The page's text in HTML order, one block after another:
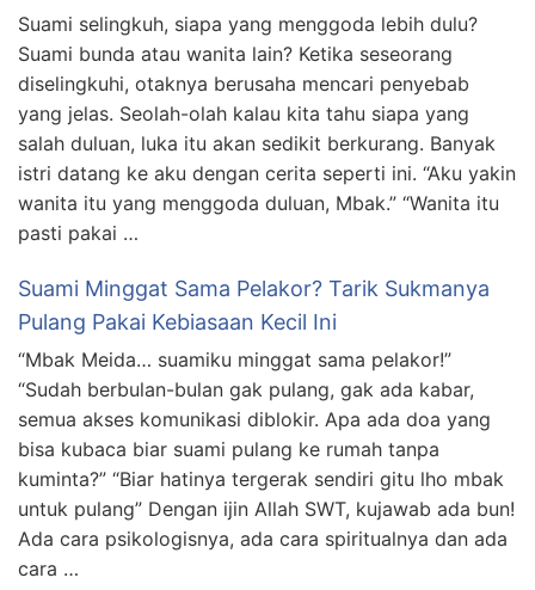
Suami selingkuh, siapa yang menggoda lebih dulu?
Suami bunda atau wanita lain? Ketika seseorang
diselingkuhi, otaknya berusaha mencari penyebab
yang jelas. Seolah-olah kalau kita tahu siapa yang
salah duluan, luka itu akan sedikit berkurang. Banyak
istri datang ke aku dengan cerita seperti ini. “Aku yakin
wanita itu yang menggoda duluan, Mbak.” “Wanita itu
pasti pakai …
Suami Minggat Sama Pelakor? Tarik Sukmanya
Pulang Pakai Kebiasaan Kecil Ini
“Mbak Meida… suamiku minggat sama pelakor!”
“Sudah berbulan-bulan gak pulang, gak ada kabar,
semua akses komunikasi diblokir. Apa ada doa yang
bisa kubaca biar suami pulang ke rumah tanpa
kuminta?” “Biar hatinya tergerak sendiri gitu lho mbak
untuk pulang” Dengan ijin Allah SWT, kujawab ada bun!
Ada cara psikologisnya, ada cara spiritualnya dan ada
cara …